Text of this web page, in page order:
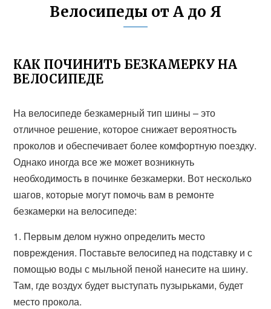
Велосипеды от А до Я
КАК ПОЧИНИТЬ БЕЗКАМЕРКУ НА
ВЕЛОСИПЕДЕ
На велосипеде безкамерный тип шины – это
отличное решение, которое снижает вероятность
проколов и обеспечивает более комфортную поездку.
Однако иногда все же может возникнуть
необходимость в починке безкамерки. Вот несколько
шагов, которые могут помочь вам в ремонте
безкамерки на велосипеде:
1. Первым делом нужно определить место
повреждения. Поставьте велосипед на подставку и с
помощью воды с мыльной пеной нанесите на шину.
Там, где воздух будет выступать пузырьками, будет
место прокола.